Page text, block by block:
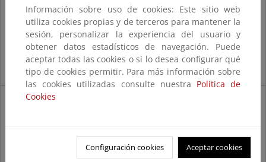
Información de interés para cumplir con las
obligaciones EUTR
Declaración
Declaración responsable.
Aplicación Web EUTR
Información sobre uso de cookies: Este sitio web
utiliza cookies propias y de terceros para mantener la
sesión, personalizar la experiencia del usuario y
obtener datos estadísticos de navegación. Puede
aceptar todas las cookies o si lo desea configurar qué
tipo de cookies permitir. Para más información sobre
las cookies utilizadas consulte nuestra Política de
Cookies
Configuración cookies Aceptar cookies